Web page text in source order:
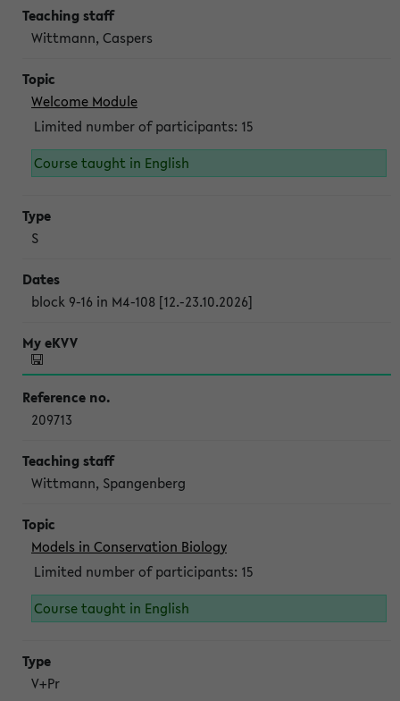
Wittmann, Caspers
Welcome Module
Limited number of participants: 15
Course taught in English
S
block 9-16 in M4-108 [12.-23.10.2026]
209713
Wittmann, Spangenberg
Models in Conservation Biology
Limited number of participants: 15
Course taught in English
V+Pr